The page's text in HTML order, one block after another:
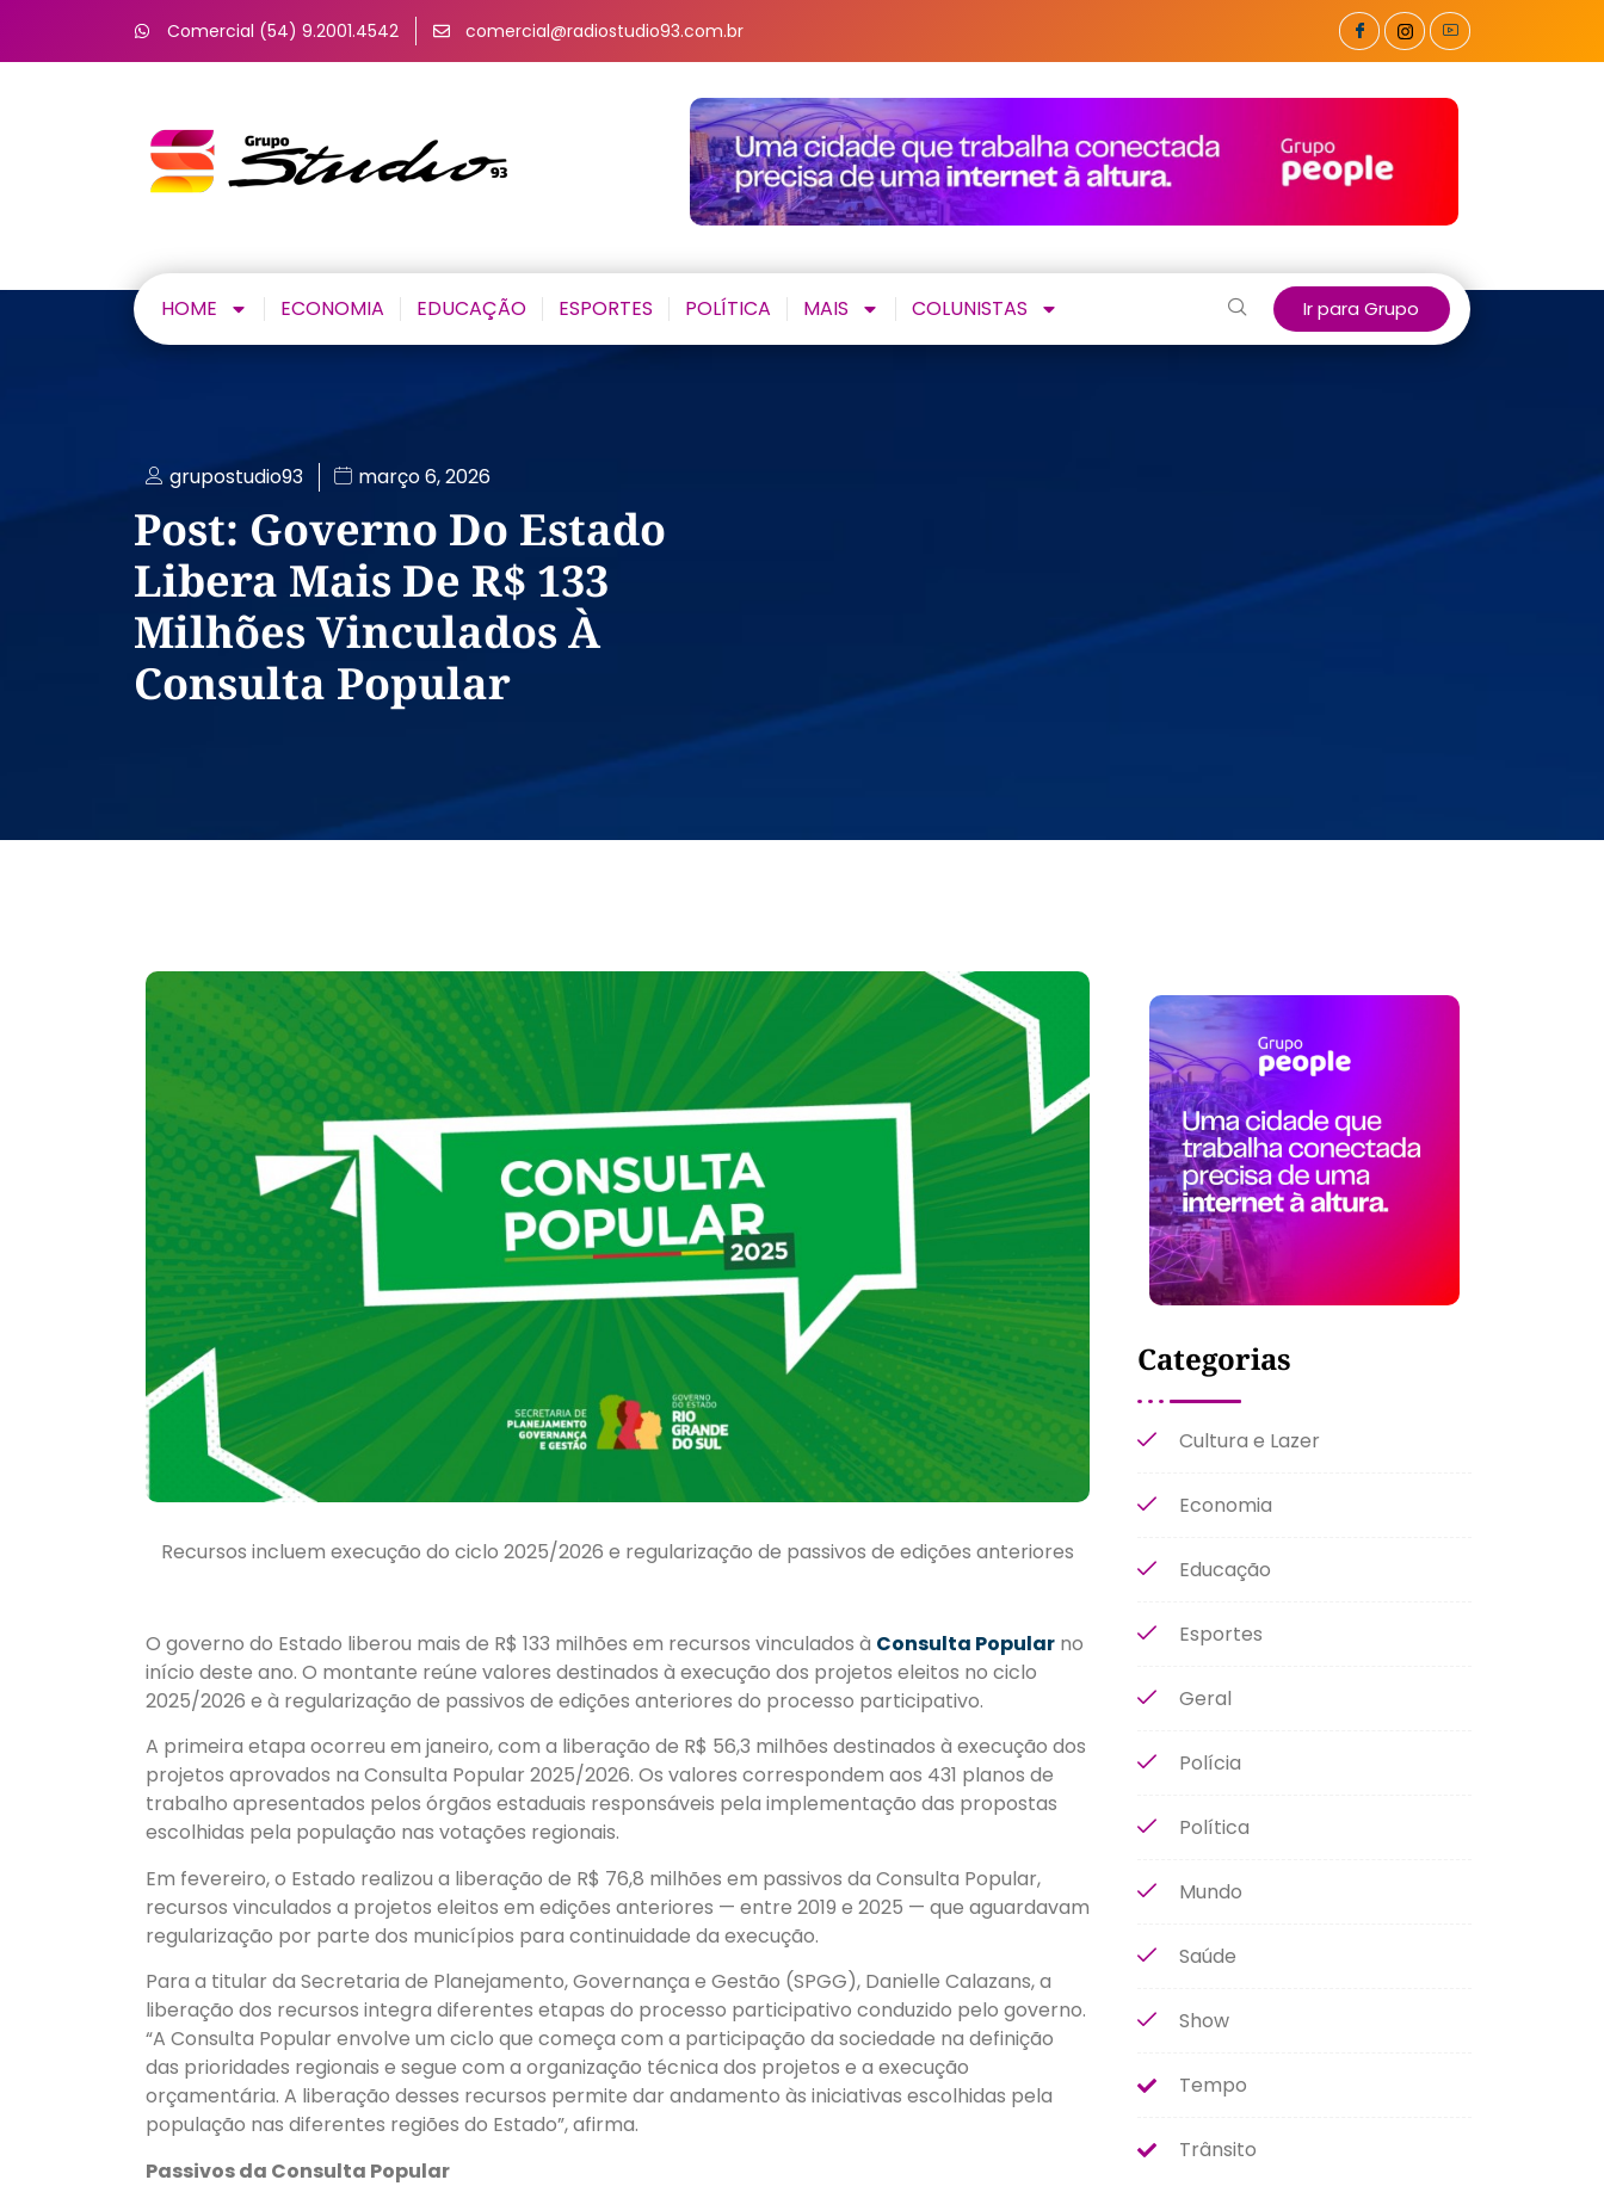
Comercial (54) 9.2001.4542 comercial@radiostudio93.com.br
HOME ECONOMIA EDUCAÇÃO ESPORTES POLÍTICA MAIS COLUNISTAS Ir para Grupo
grupostudio93 março 6, 2026
Post: Governo Do Estado
Libera Mais De R$ 133
Milhões Vinculados À
Consulta Popular
Recursos incluem execução do ciclo 2025/2026 e regularização de passivos de edições anteriores
O governo do Estado liberou mais de R$ 133 milhões em recursos vinculados à Consulta Popular no
início deste ano. O montante reúne valores destinados à execução dos projetos eleitos no ciclo
2025/2026 e à regularização de passivos de edições anteriores do processo participativo.
A primeira etapa ocorreu em janeiro, com a liberação de R$ 56,3 milhões destinados à execução dos
projetos aprovados na Consulta Popular 2025/2026. Os valores correspondem aos 431 planos de
trabalho apresentados pelos órgãos estaduais responsáveis pela implementação das propostas
escolhidas pela população nas votações regionais.
Em fevereiro, o Estado realizou a liberação de R$ 76,8 milhões em passivos da Consulta Popular,
recursos vinculados a projetos eleitos em edições anteriores — entre 2019 e 2025 — que aguardavam
regularização por parte dos municípios para continuidade da execução.
Para a titular da Secretaria de Planejamento, Governança e Gestão (SPGG), Danielle Calazans, a
liberação dos recursos integra diferentes etapas do processo participativo conduzido pelo governo.
“A Consulta Popular envolve um ciclo que começa com a participação da sociedade na definição
das prioridades regionais e segue com a organização técnica dos projetos e a execução
orçamentária. A liberação desses recursos permite dar andamento às iniciativas escolhidas pela
população nas diferentes regiões do Estado”, afirma.
Passivos da Consulta Popular
Categorias
Cultura e Lazer
Economia
Educação
Esportes
Geral
Polícia
Política
Mundo
Saúde
Show
Tempo
Trânsito